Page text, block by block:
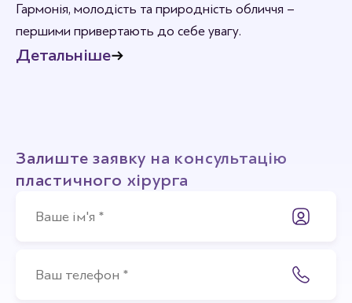
Гармонія, молодість та природність обличчя –
першими привертають до себе увагу.
Детальніше
Залиште заявку на консультацію
пластичного хірурга